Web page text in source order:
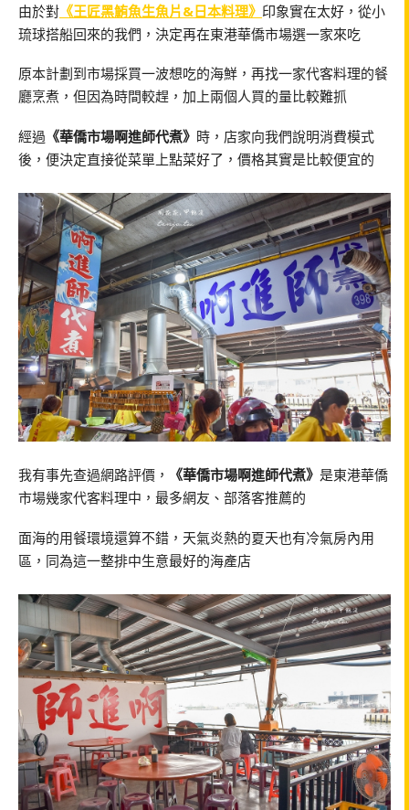
由於對 《王匠黑鮪魚生魚片&日本料理》 印象實在太好，從小
琉球搭船回來的我們，決定再在東港華僑市場選一家來吃
原本計劃到市場採買一波想吃的海鮮，再找一家代客料理的餐
廳烹煮，但因為時間較趕，加上兩個人買的量比較難抓
經過 《華僑市場啊進師代煮》 時，店家向我們說明消費模式
後，便決定直接從菜單上點菜好了，價格其實是比較便宜的
我有事先查過網路評價， 《華僑市場啊進師代煮》 是東港華僑
市場幾家代客料理中，最多網友、部落客推薦的
面海的用餐環境還算不錯，天氣炎熱的夏天也有冷氣房內用
區，同為這一整排中生意最好的海產店